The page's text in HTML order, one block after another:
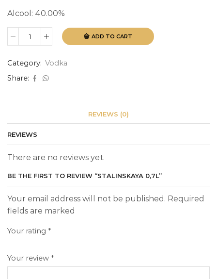
Alcool: 40.00%
Stalinskaya
ADD TO CART
Category: Vodka
Share:
REVIEWS (0)
REVIEWS
There are no reviews yet.
BE THE FIRST TO REVIEW “STALINSKAYA 0,7L”
Your email address will not be published. Required
fields are marked
Your rating *
Your review *